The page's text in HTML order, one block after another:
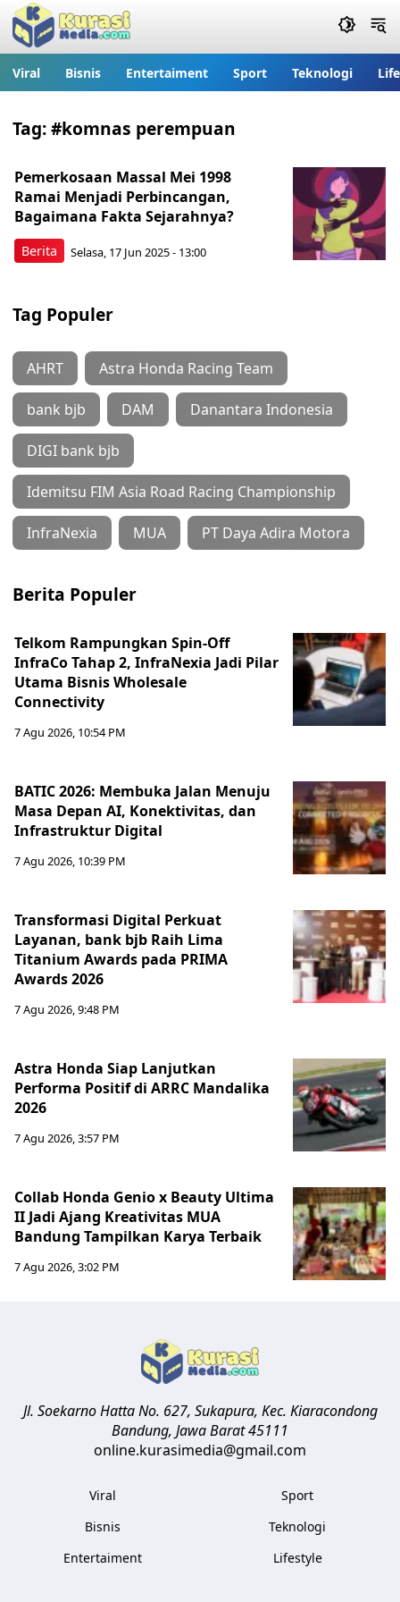
Viral Bisnis Entertaiment Sport Teknologi
Tag:#komnas perempuan
Berita
Pemerkosaan Massal Mei 1998
Ramai Menjadi Perbincangan,
Bagaimana Fakta Sejarahnya?
Selasa, 17 Jun 2025 - 13:00
Tag Populer
AHRT Astra Honda Racing Team
bank bjb DAM Danantara Indonesia
DIGI bank bjb
Idemitsu FIM Asia Road Racing Championship
InfraNexia MUA PT Daya Adira Motora
Berita Populer
Telkom Rampungkan Spin-Off
InfraCo Tahap 2, InfraNexia Jadi Pilar
Utama Bisnis Wholesale
Connectivity
7 Agu 2026, 10:54 PM
BATIC 2026: Membuka Jalan Menuju
Masa Depan AI, Konektivitas, dan
Infrastruktur Digital
7 Agu 2026, 10:39 PM
Transformasi Digital Perkuat
Layanan, bank bjb Raih Lima
Titanium Awards pada PRIMA
Awards 2026
7 Agu 2026, 9:48 PM
Astra Honda Siap Lanjutkan
Performa Positif di ARRC Mandalika
2026
7 Agu 2026, 3:57 PM
Collab Honda Genio x Beauty Ultima
II Jadi Ajang Kreativitas MUA
Bandung Tampilkan Karya Terbaik
7 Agu 2026, 3:02 PM
Jl. Soekarno Hatta No. 627, Sukapura, Kec. Kiaracondong
Bandung, Jawa Barat45111
online.kurasimedia@gmail.com
Viral
Bisnis
Entertaiment
Sport
Teknologi
Lifestyle